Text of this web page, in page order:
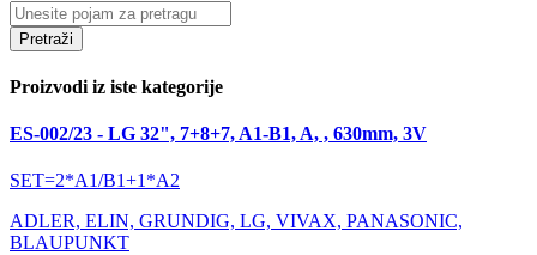
Pretraži
Proizvodi iz iste kategorije
ES-002/23 - LG 32", 7+8+7, A1-B1, A, , 630mm, 3V
SET=2*A1/B1+1*A2
ADLER, ELIN, GRUNDIG, LG, VIVAX, PANASONIC,
BLAUPUNKT